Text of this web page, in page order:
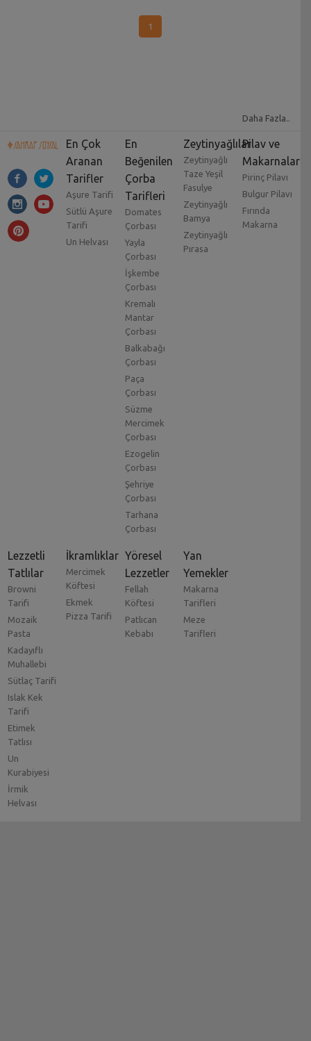
1
Daha Fazla..
En Çok
Aranan
Tarifler
Aşure Tarifi
Sütlü Aşure
Tarifi
Un Helvası
En
Beğenilen
Çorba
Tarifleri
Domates
Çorbası
Yayla
Çorbası
İşkembe
Çorbası
Kremalı
Mantar
Çorbası
Balkabağı
Çorbası
Paça
Çorbası
Süzme
Mercimek
Çorbası
Ezogelin
Çorbası
Şehriye
Çorbası
Tarhana
Çorbası
Zeytinyağlılar
Zeytinyağlı
Taze Yeşil
Fasulye
Zeytinyağlı
Bamya
Zeytinyağlı
Pırasa
Pilav ve
Makarnalar
Pirinç Pilavı
Bulgur Pilavı
Fırında
Makarna
Lezzetli
Tatlılar
Browni
Tarifi
Mozaik
Pasta
Kadayıflı
Muhallebi
Sütlaç Tarifi
Islak Kek
Tarifi
Etimek
Tatlısı
Un
Kurabiyesi
İrmik
Helvası
İkramlıklar
Mercimek
Köftesi
Ekmek
Pizza Tarifi
Yöresel
Lezzetler
Fellah
Köftesi
Patlıcan
Kebabı
Yan
Yemekler
Makarna
Tarifleri
Meze
Tarifleri